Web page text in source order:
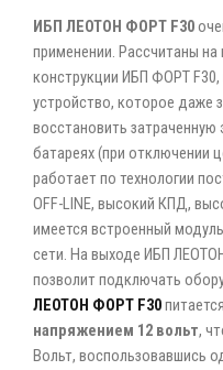
ИБП ЛЕОТОН ФОРТ F30
применении. Рассчитаны
конструкции ИБП ФОРТ
устройство, которое даже
восстановить
батареях (при отключении
работает по технологии
OFF-LINE, высокий КПД,
имеется встроенный
сети. На выходе ИБП
позволит подключать
ЛЕОТОН ФОРТ F30
напряжением 12 вольт,
Вольт, воспользовавшись